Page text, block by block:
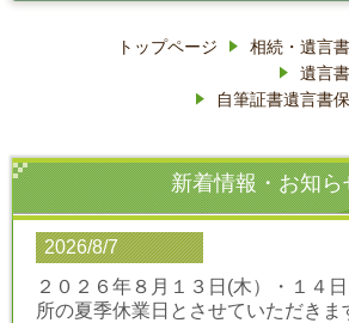
トップページ
相続・遺言
遺言
自筆証書遺言書
新着情報・お知ら
2026/8/7
２０２６年８月１３日(木）・１４
所の夏季休業日とさせていただきま